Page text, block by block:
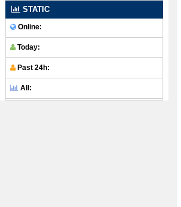
STATIC
Online:
Today:
Past 24h:
All: